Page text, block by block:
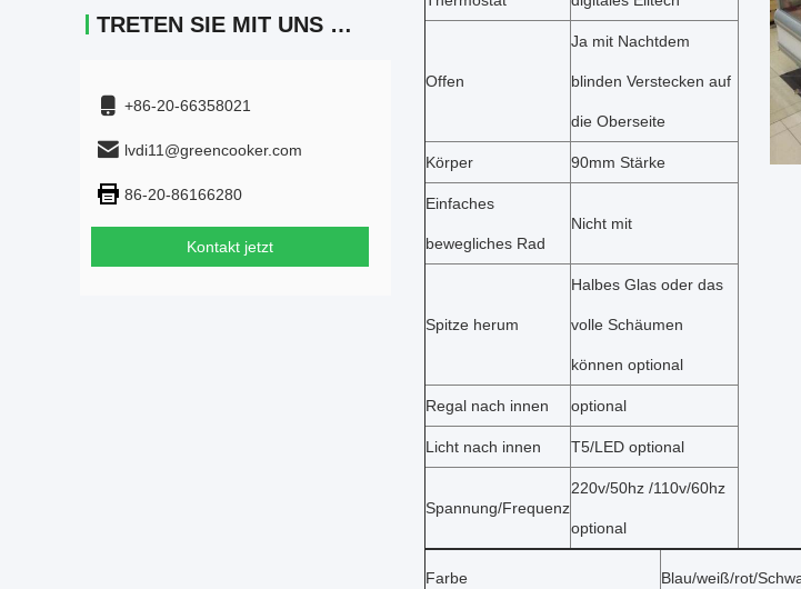
TRETEN SIE MIT UNS IN VERBINDUNG
+86-20-66358021
lvdi11@greencooker.com
86-20-86166280
Kontakt jetzt
Offen
Ja mit Nachtdem
blinden Verstecken auf
die Oberseite
Körper 90mm Stärke
Einfaches
bewegliches Rad
Nicht mit
Spitze herum
Halbes Glas oder das
volle Schäumen
können optional
Regal nach innen optional
Licht nach innen T5/LED optional
Spannung/Frequenz
220v/50hz /110v/60hz
optional
Farbe Blau/weiß/rot/